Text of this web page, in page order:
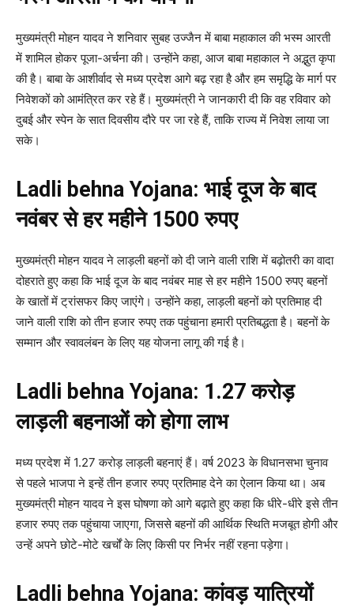
मुख्यमंत्री मोहन यादव ने शनिवार सुबह उज्जैन में बाबा महाकाल की भस्म आरती
में शामिल होकर पूजा-अर्चना की। उन्होंने कहा, आज बाबा महाकाल ने अद्भुत कृपा
की है। बाबा के आशीर्वाद से मध्य प्रदेश आगे बढ़ रहा है और हम समृद्धि के मार्ग पर
निवेशकों को आमंत्रित कर रहे हैं। मुख्यमंत्री ने जानकारी दी कि वह रविवार को
दुबई और स्पेन के सात दिवसीय दौरे पर जा रहे हैं, ताकि राज्य में निवेश लाया जा
सके।
Ladli behna Yojana: भाई दूज के बाद
नवंबर से हर महीने 1500 रुपए
मुख्यमंत्री मोहन यादव ने लाड़ली बहनों को दी जाने वाली राशि में बढ़ोतरी का वादा
दोहराते हुए कहा कि भाई दूज के बाद नवंबर माह से हर महीने 1500 रुपए बहनों
के खातों में ट्रांसफर किए जाएंगे। उन्होंने कहा, लाड़ली बहनों को प्रतिमाह दी
जाने वाली राशि को तीन हजार रुपए तक पहुंचाना हमारी प्रतिबद्धता है। बहनों के
सम्मान और स्वावलंबन के लिए यह योजना लागू की गई है।
Ladli behna Yojana: 1.27 करोड़
लाड़ली बहनाओं को होगा लाभ
मध्य प्रदेश में 1.27 करोड़ लाड़ली बहनाएं हैं। वर्ष 2023 के विधानसभा चुनाव
से पहले भाजपा ने इन्हें तीन हजार रुपए प्रतिमाह देने का ऐलान किया था। अब
मुख्यमंत्री मोहन यादव ने इस घोषणा को आगे बढ़ाते हुए कहा कि धीरे-धीरे इसे तीन
हजार रुपए तक पहुंचाया जाएगा, जिससे बहनों की आर्थिक स्थिति मजबूत होगी और
उन्हें अपने छोटे-मोटे खर्चों के लिए किसी पर निर्भर नहीं रहना पड़ेगा।
Ladli behna Yojana: कांवड़ यात्रियों